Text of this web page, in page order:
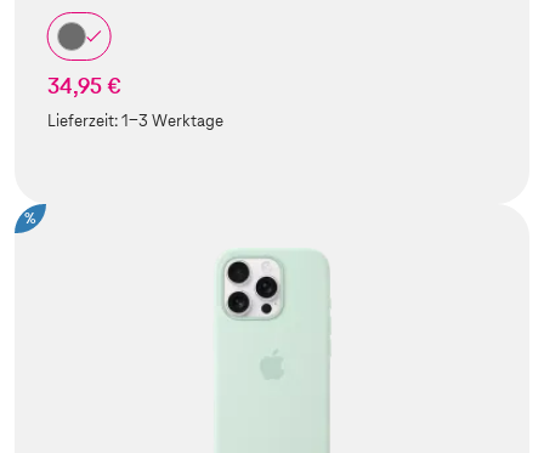
34,95 €
Lieferzeit:1-3 Werktage
%